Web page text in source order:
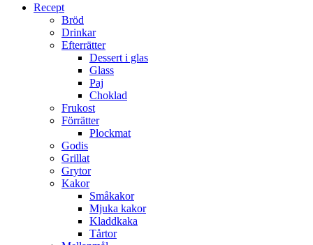
Recept
Bröd
Drinkar
Efterrätter
Dessert i glas
Glass
Paj
Choklad
Frukost
Förrätter
Plockmat
Godis
Grillat
Grytor
Kakor
Småkakor
Mjuka kakor
Kladdkaka
Tårtor